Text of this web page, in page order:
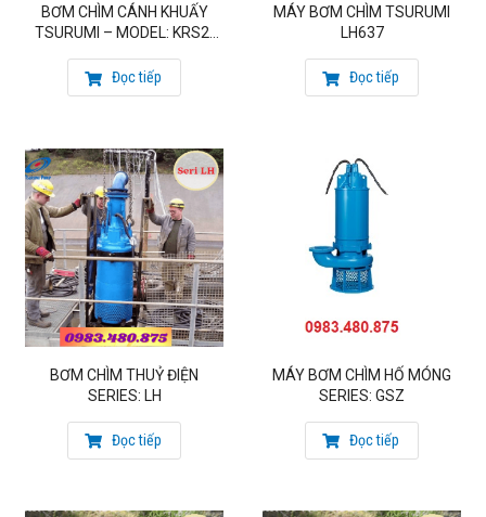
Chi tiết xin vui lòng liên hệ để được tư vấn :
CÔNG TY CỔ PHẦN MATRA QUỐC TẾ
Đại diện Uỷ quyền của hãng bơm Tsurumi – Nhật
Email: sieuthibom@gmail.com
Địa chỉ: Số 41/1277 đường Giải Phóng, Thịnh Liệt, Hoàng
Mai, Hà Nội
BƠM CHÌM CÁNH KHUẤY
TSURUMI – MODEL: KRS2-
Đọc tiếp
MÁY BƠM CHÌM TSURUMI
LH637
Đọc tiếp
BƠM CHÌM THUỶ ĐIỆN
SERIES: LH
Đọc tiếp
MÁY BƠM CHÌM HỐ MÓNG
SERIES: GSZ
Đọc tiếp